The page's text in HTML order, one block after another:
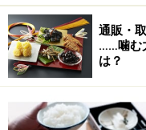
しており、対処して
突然、交通費を請求さ
契約内容をもう一度
費に関する記載がな
通販・
……噛む
は？